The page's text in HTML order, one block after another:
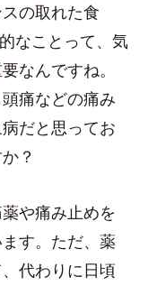
の取れた食
なことって、気
なんですね。
痛などの痛み
だと思ってお
？
や痛み止めを
す。ただ、薬
代わりに日頃